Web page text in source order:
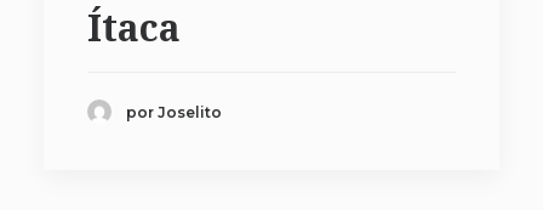
Ítaca
por Joselito